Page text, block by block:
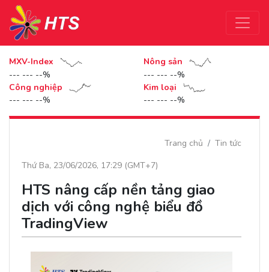
MXV-Index
--- --- --%
Nông sản
--- --- --%
Công nghiệp
--- --- --%
Kim loại
--- --- --%
Trang chủ
Tin tức
Thứ Ba, 23/06/2026, 17:29 (GMT+7)
HTS nâng cấp nền tảng giao
dịch với công nghệ biểu đồ
TradingView